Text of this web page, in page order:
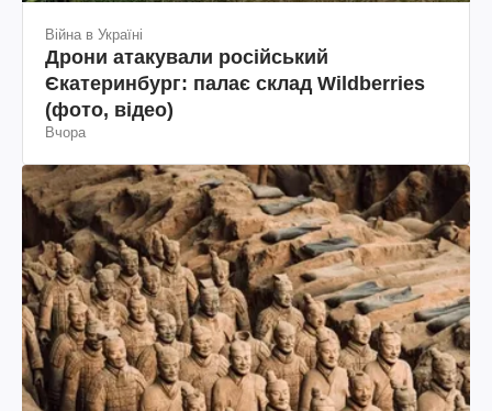
Війна в Україні
Дрони атакували російський
Єкатеринбург: палає склад Wildberries
(фото, відео)
Вчора